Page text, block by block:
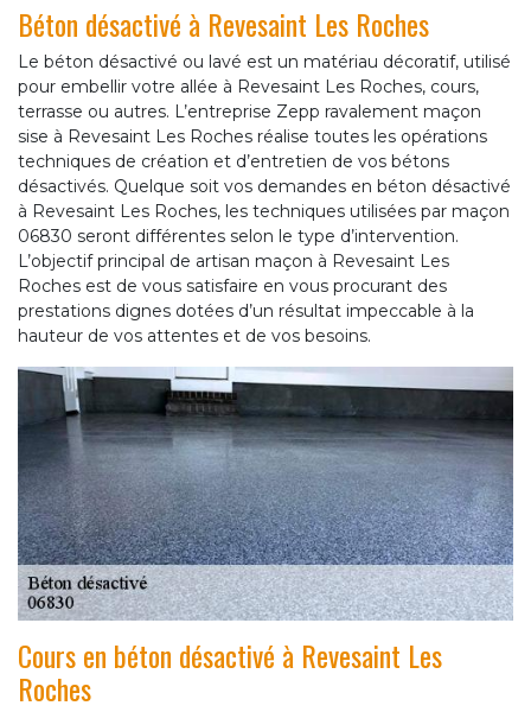
Béton désactivé à Revesaint Les Roches
Le béton désactivé ou lavé est un matériau décoratif, utilisé
pour embellir votre allée à Revesaint Les Roches, cours,
terrasse ou autres. L’entreprise Zepp ravalement maçon
sise à Revesaint Les Roches réalise toutes les opérations
techniques de création et d’entretien de vos bétons
désactivés. Quelque soit vos demandes en béton désactivé
à Revesaint Les Roches, les techniques utilisées par maçon
06830 seront différentes selon le type d’intervention.
L’objectif principal de artisan maçon à Revesaint Les
Roches est de vous satisfaire en vous procurant des
prestations dignes dotées d’un résultat impeccable à la
hauteur de vos attentes et de vos besoins.
Cours en béton désactivé à Revesaint Les
Roches